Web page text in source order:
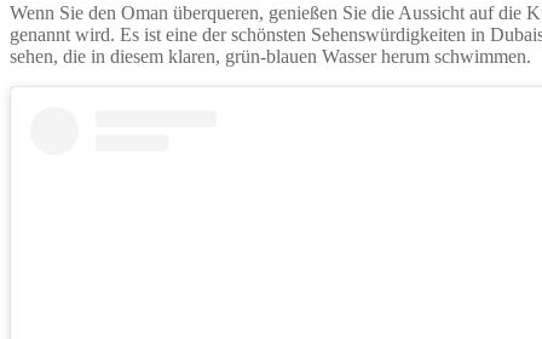
Wenn Sie den Oman überqueren, genießen Sie die Aussicht auf die
genannt wird. Es ist eine der schönsten Sehenswürdigkeiten in
sehen, die in diesem klaren, grün-blauen Wasser herum schwimmen.